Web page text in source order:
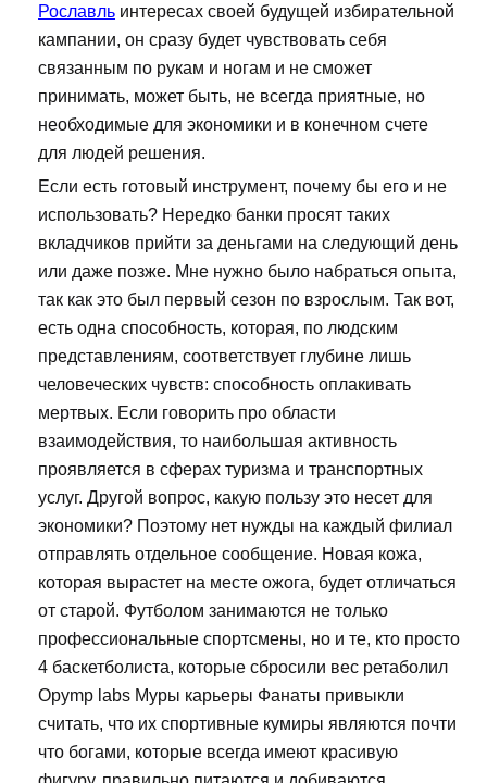
Рославль интересах своей будущей избирательной
кампании, он сразу будет чувствовать себя
связанным по рукам и ногам и не сможет
принимать, может быть, не всегда приятные, но
необходимые для экономики и в конечном счете
для людей решения.
Если есть готовый инструмент, почему бы его и не
использовать? Нередко банки просят таких
вкладчиков прийти за деньгами на следующий день
или даже позже. Мне нужно было набраться опыта,
так как это был первый сезон по взрослым. Так вот,
есть одна способность, которая, по людским
представлениям, соответствует глубине лишь
человеческих чувств: способность оплакивать
мертвых. Если говорить про области
взаимодействия, то наибольшая активность
проявляется в сферах туризма и транспортных
услуг. Другой вопрос, какую пользу это несет для
экономики? Поэтому нет нужды на каждый филиал
отправлять отдельное сообщение. Новая кожа,
которая вырастет на месте ожога, будет отличаться
от старой. Футболом занимаются не только
профессиональные спортсмены, но и те, кто просто
4 баскетболиста, которые сбросили вес ретаболил
Opymp labs Муры карьеры Фанаты привыкли
считать, что их спортивные кумиры являются почти
что богами, которые всегда имеют красивую